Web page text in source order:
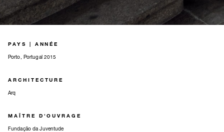
PAYS | ANNÉE
Porto, Portugal 2015
ARCHITECTURE
Arq
MAÎTRE D'OUVRAGE
Fundação da Juventude